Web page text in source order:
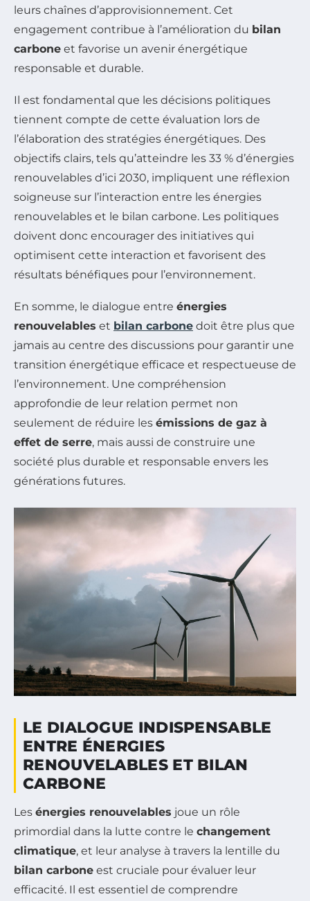
leurs chaînes d’approvisionnement. Cet
engagement contribue à l’amélioration du bilan
carbone et favorise un avenir énergétique
responsable et durable.
Il est fondamental que les décisions politiques
tiennent compte de cette évaluation lors de
l’élaboration des stratégies énergétiques. Des
objectifs clairs, tels qu’atteindre les 33 % d’énergies
renouvelables d’ici 2030, impliquent une réflexion
soigneuse sur l’interaction entre les énergies
renouvelables et le bilan carbone. Les politiques
doivent donc encourager des initiatives qui
optimisent cette interaction et favorisent des
résultats bénéfiques pour l’environnement.
En somme, le dialogue entre énergies
renouvelables et bilan carbone doit être plus que
jamais au centre des discussions pour garantir une
transition énergétique efficace et respectueuse de
l’environnement. Une compréhension
approfondie de leur relation permet non
seulement de réduire les émissions de gaz à
effet de serre, mais aussi de construire une
société plus durable et responsable envers les
générations futures.
LE DIALOGUE INDISPENSABLE
ENTRE ÉNERGIES
RENOUVELABLES ET BILAN
CARBONE
Les énergies renouvelables joue un rôle
primordial dans la lutte contre le changement
climatique, et leur analyse à travers la lentille du
bilan carbone est cruciale pour évaluer leur
efficacité. Il est essentiel de comprendre